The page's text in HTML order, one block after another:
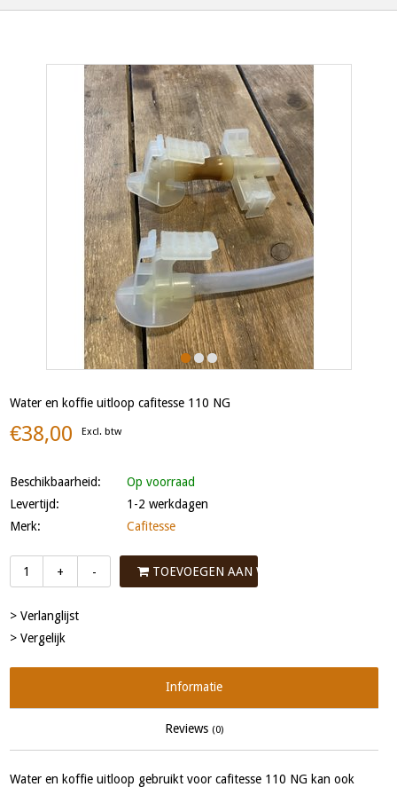
Water en koffie uitloop cafitesse 110 NG
€38,00 Excl. btw
Beschikbaarheid:
Op voorraad
Levertijd:
1-2 werkdagen
Merk:
Cafitesse
+ - TOEVOEGEN AAN WINKELWAGEN
> Verlanglijst
> Vergelijk
Informatie
Reviews (0)
Water en koffie uitloop gebruikt voor cafitesse 110 NG kan ook